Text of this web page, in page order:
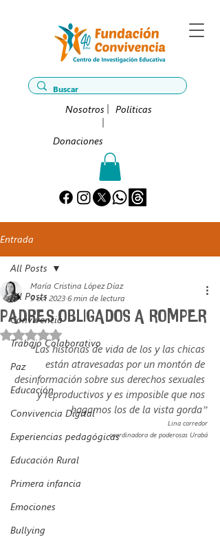
Nosotros Políticas
Donaciones
Entrada
All Posts
Convivencia
Trabajo Colaborativo
Paz
Educación
Convivencia Digital
Experiencias pedagógicas
Educación Rural
Primera infancia
Emociones
Bullying
All Posts
PADRES OBLIGADOS A ROMPER
María Cristina López Díaz
9 oct 20236 min de lectura
Obtuvo NaN de 5 estrellas.
“Las historias de vida de los y las chicas
están atravesadas por un montón de
desinformación sobre sus derechos sexuales
y reproductivos y es imposible que nos
hagamos los de la vista gorda”
Lina corredor
coordinadora de poderosas Urabá